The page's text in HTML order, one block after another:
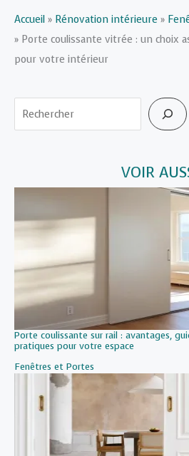
Accueil » Rénovation intérieure »
» Porte coulissante vitrée : un choix
pour votre intérieur
Rechercher
VOIR
Porte coulissante sur rail : avantages,
pratiques pour votre espace
Par rapport à
Fenêtres et Portes